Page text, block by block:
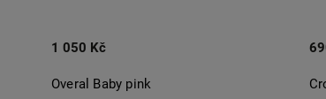
Overal Baby pink
1 050 Kč